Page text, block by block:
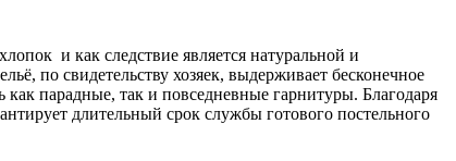
и как следствие является натуральной и
по свидетельству хозяек, выдерживает бесконечное
парадные, так и повседневные гарнитуры. Благодаря
длительный срок службы готового постельного